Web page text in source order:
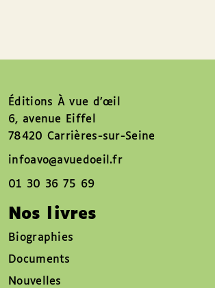
Éditions À vue d’œil
6, avenue Eiffel
78420 Carrières-sur-Seine
infoavo@avuedoeil.fr
01 30 36 75 69
Nos livres
Biographies
Documents
Nouvelles